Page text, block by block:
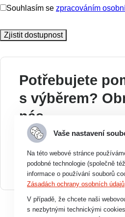
Souhlasím se zpracováním
toto
pole
Zjistit dostupnost
Potřebujete
s výběrem?
nás.
Po-Pá: 7:00-17:00
+420 607 210
Vaše nastavení
Na této webové stránce
podobné technologie (společně
informace o používání souborů
Zásadách ochrany osobních údajů
V případě, že chcete naši
s nezbytnými technickými